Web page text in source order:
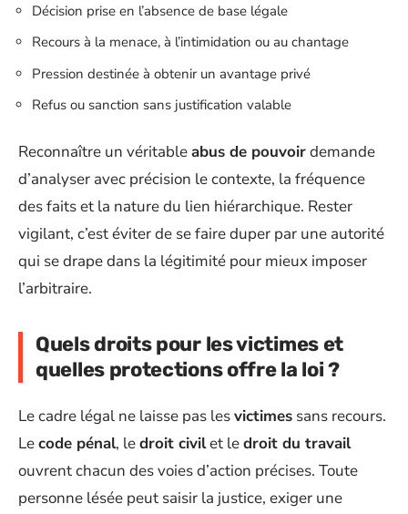
Décision prise en l’absence de base légale
Recours à la menace, à l’intimidation ou au chantage
Pression destinée à obtenir un avantage privé
Refus ou sanction sans justification valable
Reconnaître un véritableabus de pouvoirdemande
d’analyser avec précision le contexte, la fréquence
des faits et la nature du lien hiérarchique. Rester
vigilant, c’est éviter de se faire duper par une autorité
qui se drape dans la légitimité pour mieux imposer
l’arbitraire.
Quels droits pour les victimes et
quelles protections offre la loi ?
Le cadre légal ne laisse pas lesvictimes sans recours.
Lecode pénal, ledroit civilet ledroit du travail
ouvrent chacun des voies d’action précises. Toute
personne lésée peut saisir la justice, exiger une